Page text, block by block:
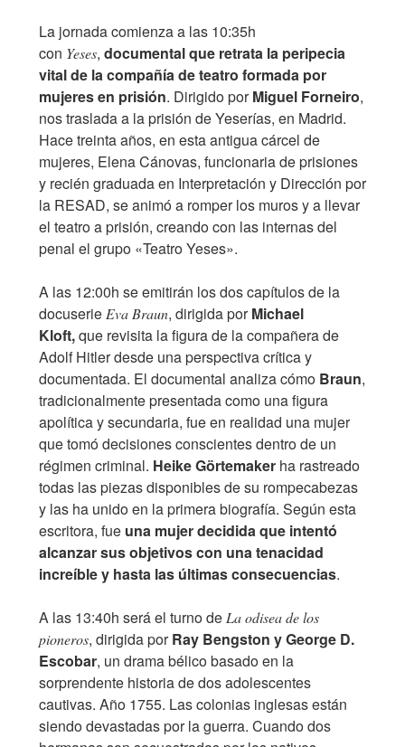
La jornada comienza a las 10:35h
con Yeses, documental que retrata la peripecia
vital de la compañía de teatro formada por
mujeres en prisión. Dirigido porMiguel Forneiro,
nos traslada a la prisión de Yeserías, en Madrid.
Hace treinta años, en esta antigua cárcel de
mujeres, Elena Cánovas, funcionaria de prisiones
y recién graduada en Interpretación y Dirección por
la RESAD, se animó a romper los muros y a llevar
el teatro a prisión, creando con las internas del
penal el grupo «Teatro Yeses».
A las 12:00h se emitirán los dos capítulos de la
docuserieEva Braun, dirigida porMichael
Kloft,que revisita la figura de la compañera de
Adolf Hitler desde una perspectiva crítica y
documentada. El documental analiza cómo Braun,
tradicionalmente presentada como una figura
apolítica y secundaria, fue en realidad una mujer
que tomó decisiones conscientes dentro de un
régimen criminal. Heike Görtemakerha rastreado
todas las piezas disponibles de su rompecabezas
y las ha unido en la primera biografía. Según esta
escritora, fue una mujer decidida que intentó
alcanzar sus objetivos con una tenacidad
increíble y hasta las últimas consecuencias.
A las 13:40h será el turno deLa odisea de los
pioneros, dirigida porRay Bengston y George D.
Escobar, un drama bélico basado en la
sorprendente historia de dos adolescentes
cautivas. Año 1755. Las colonias inglesas están
siendo devastadas por la guerra. Cuando dos